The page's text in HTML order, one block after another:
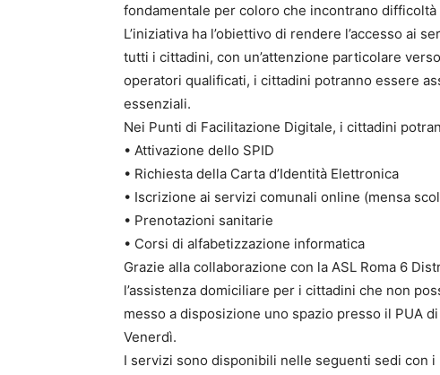
fondamentale per coloro che incontrano
L’iniziativa ha l’obiettivo di rendere l’accesso ai
tutti i cittadini, con un’attenzione particolare
operatori qualificati, i cittadini potranno essere
essenziali.
Nei Punti di Facilitazione Digitale, i cittadini
• Attivazione dello SPID
• Richiesta della Carta d’Identità Elettronica
• Iscrizione ai servizi comunali online (mensa
• Prenotazioni sanitarie
• Corsi di alfabetizzazione informatica
Grazie alla collaborazione con la ASL Roma 6
l’assistenza domiciliare per i cittadini che non
messo a disposizione uno spazio presso il PUA
Venerdì.
I servizi sono disponibili nelle seguenti sedi con i